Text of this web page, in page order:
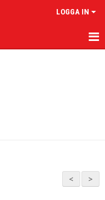
LOGGA IN
>
<